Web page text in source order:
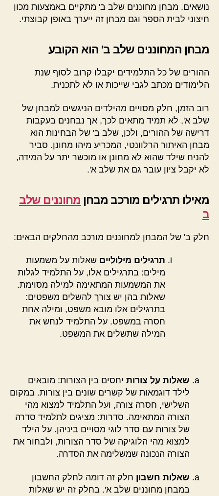
נושאים. מבחן מחוננים שלב ב' מתקיים באמצעות מכון
חיצוני לבית הספר וגם מבחן זה ייערך באופן קבוצתי.
מבחן המחוננים שלב ב' הוא הקובע
ההורים של כל התלמידים יקבלו קרוב לסוף שנת
הלימודים מכתב לגבי שייכות או לא לתכנית.
רוב הזמן, חלק מסויים מהילדים הניגשים למבחן של
שלב א', לא תמיד מתאים לכך, אך נבחנים בעקבות
דרישה של ההורים, ולכן, שלב ב' של הבחינות הוא
מבחן האיתור הרלוונטי, המכריע מיהו מחונן. סביר
להניח שילד שהוא לא מחונן או מוכשר יתר על המידה,
לא יקבל ציון עובר גם את שלב א'.
מאילו תרגילים מורכב מבחן מחוננים שלב
ב
חלק ב' של המבחן למחוננים מורכב מהחלקים הבאים:
תרגילים מילוליים שאלות על משמעות
מילים: בתרגילים אלו, על התלמיד לגלות
את המשמעות המתאימה למילה מסוימת.
שאלות בהן יש צורך להשלים משפטים:
בתרגילים אלו מובא משפט, ומילה אחת
חסרה במשפט. על התלמיד לנחש את
המילה שתשלים את המשפט.
שאלות על צורות יחסים בין הצורות: מובאים
לילד דוגמאות של קשרים שונים בין צורות. במקום
השלישי, חסרה צורה, ועל התלמיד למצוא מהי
הצורה המתאימה. סדרות: מציגים לתלמיד סדרה
של צורות עם סדר לוגי מסויים ביניהן. על הילד
למצוא מהי הלוגיקה של סדר הצורות, ולבחור את
הצורה הנכונה שמשלימה את הסדרה.
שאלות חשבון חלק זה דומה לחלק החשבון
במבחן מחוננים שלב א'. בחלק זה יש שאלות